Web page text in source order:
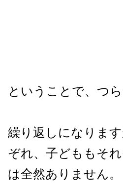
ということで、つ
繰り返しになりま
ぞれ、子どももそ
は全然ありません。